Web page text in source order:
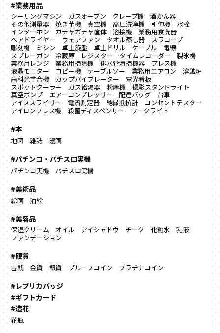
#業務用品
シーリングマシン ガスオーブン クレープ機
酒かん器
その他測量器
焼き芋機 真空機 高圧洗浄機 引伸機
水栓
インターホン
ガチャガチャ筐体 溶接機
業務用食洗器
ヘアドライヤー
ウェアファン タオル蒸し器
スラロープ
彫刻機
ミシン 卓上旋盤 卓上ドリル ケーブル
電線
スプレーガン
冷蔵庫 レジスター タイムレコーダー
製氷機
業務用レンジ
業務用掃除機 排水管清掃機器
プレス機
液晶モニター
コピー機 テーブルソー 業務用エアコン
溶鉱炉
歯科光重合機
カップバイブレーター
電光看板
スポットクーラー
ガス給湯器 粉塵機
撮影スタンドライト
真空ポンプ
エアーコンプレッサー 配達バッグ
台車
アイススライサー
電流測定器 絶縁抵抗計
コンセントテスター
アイロンプレス機
殺菌ディスペンサー ワークライト
#本
地図 雑誌 漫画
#パチンコ・パチスロ実機
パチンコ実機 パチスロ実機
#美術品
絵画 油絵
#美容品
保湿クリーム オイル アイシャドウ チーク 化粧水
乳液
ファンデーション
#硬貨
古銭 金貨 銀貨 プルーフコイン プラチナコイン
#レプリカバッジ
#ギフトカード
#造花
花瓶